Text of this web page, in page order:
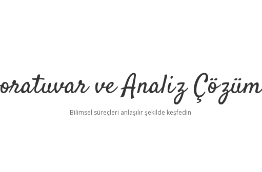
ve Analiz
Bilimsel süreçleri anlaşılır şekilde keşfedin